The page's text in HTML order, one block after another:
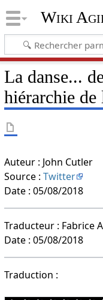
Wiki
La danse...
hiérarchie de
Auteur : John Cutler
Source : Twitter
Date : 05/08/2018
Traducteur : Fabrice
Date : 05/08/2018
Traduction :